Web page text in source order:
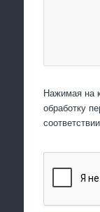
Нажимая на
обработку